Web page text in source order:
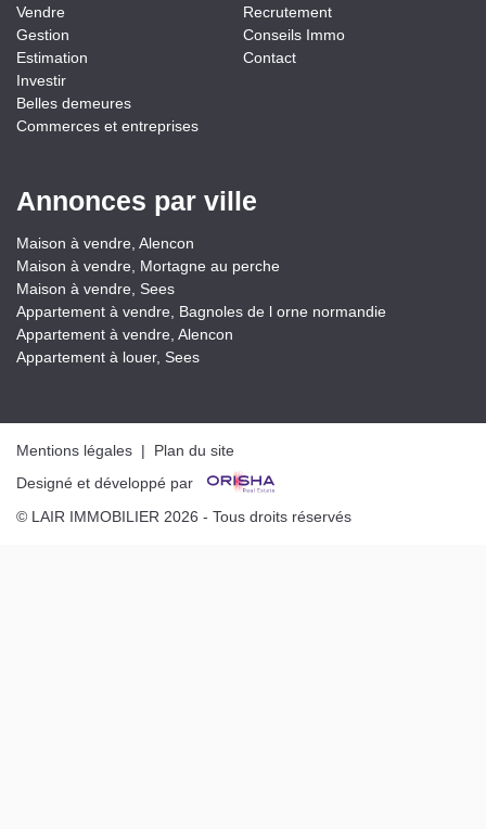
Vendre
Gestion
Estimation
Investir
Belles demeures
Commerces et entreprises
Recrutement
Conseils Immo
Contact
Annonces par ville
Maison à vendre, Alencon
Maison à vendre, Mortagne au perche
Maison à vendre, Sees
Appartement à vendre, Bagnoles de l orne normandie
Appartement à vendre, Alencon
Appartement à louer, Sees
Mentions légales | Plan du site
Designé et développé par
© LAIR IMMOBILIER 2026 - Tous droits réservés